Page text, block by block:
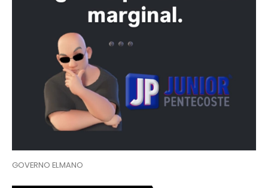
GOVERNO ELMANO